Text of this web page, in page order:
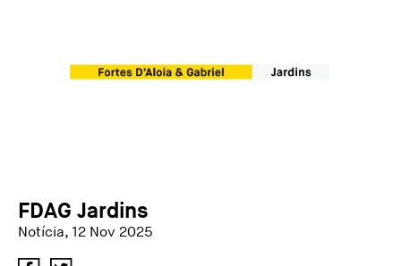
Shop FDAG
FDAG Jardins
Notícia, 12 Nov 2025